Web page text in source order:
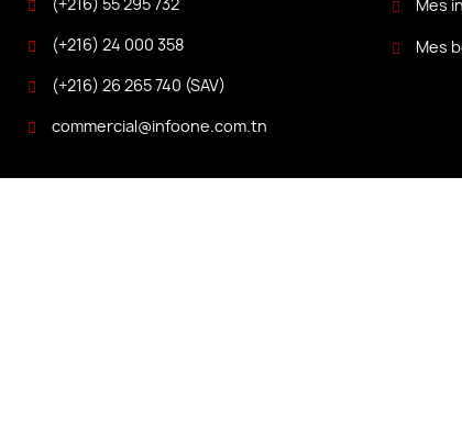
(+216) 24 000 358
(+216) 26 265 740 (SAV)
commercial@infoone.com.tn
Mes
Mes